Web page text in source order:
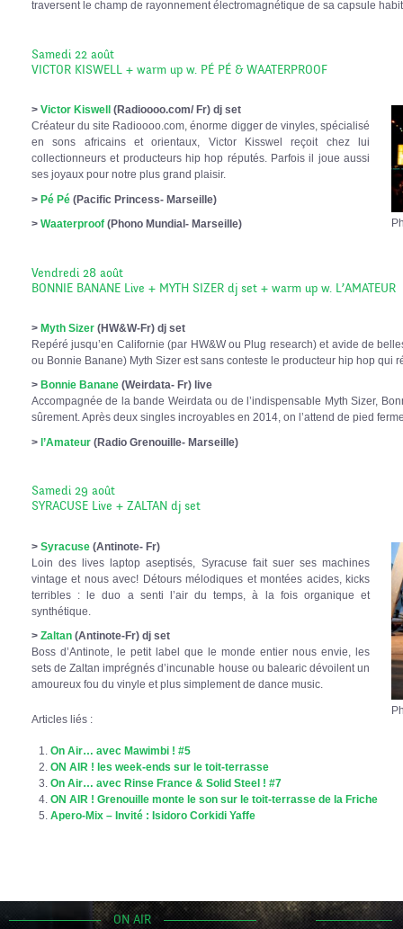
traversent le champ de rayonnement électromagnétique de sa capsule
Samedi 22 août
VICTOR KISWELL + warm up w. PÉ PÉ & WAATERPROOF
> Victor Kiswell
(Radioooo.com/ Fr) dj set
Créateur du site Radioooo.com, énorme digger de vinyles, spécialisé
en sons africains et orientaux, Victor Kisswel reçoit chez lui
collectionneurs et producteurs hip hop réputés. Parfois il joue aussi
ses joyaux pour notre plus grand plaisir.
> Pé Pé (Pacific Princess- Marseille)
> Waaterproof (Phono Mundial- Marseille)
Vendredi 28 août
BONNIE BANANE Live + MYTH SIZER dj set + warm up w. L’AMATEUR
> Myth Sizer (HW&W-Fr) dj set
Repéré jusqu’en Californie (par HW&W ou Plug research) et avide de
ou Bonnie Banane) Myth Sizer est sans conteste le producteur hip hop qui
> Bonnie Banane (Weirdata- Fr) live
Accompagnée de la bande Weirdata ou de l’indispensable Myth Sizer,
sûrement. Après deux singles incroyables en 2014, on l’attend de pied
> l’Amateur (Radio Grenouille- Marseille)
Samedi 29 août
SYRACUSE Live + ZALTAN dj set
> Syracuse (Antinote- Fr)
Loin des lives laptop aseptisés, Syracuse fait suer ses machines
vintage et nous avec! Détours mélodiques et montées acides, kicks
terribles : le duo a senti l’air du temps, à la fois organique et
synthétique.
> Zaltan (Antinote-Fr) dj set
Boss d’Antinote, le petit label que le monde entier nous envie, les
sets de Zaltan imprégnés d’incunable house ou balearic dévoilent un
amoureux fou du vinyle et plus simplement de dance music.
Articles liés :
On Air… avec Mawimbi ! #5
ON AIR ! les week-ends sur le toit-terrasse
On Air… avec Rinse France & Solid Steel ! #7
ON AIR ! Grenouille monte le son sur le toit-terrasse de la Friche
Apero-Mix – Invité : Isidoro Corkidi Yaffe
ON AIR